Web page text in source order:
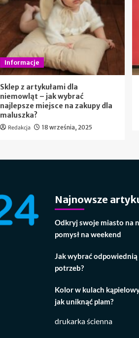
Informacje
Sklep z artykułami dla
niemowląt – jak wybrać
najlepsze miejsce na zakupy dla
maluszka?
Redakcja 18 września, 2025
Najnowsze
Odkryj swoje miasto na
pomysł na weekend
Jak wybrać
potrzeb?
Kolor w kulach
jak uniknąć plam?
drukarka ścienna